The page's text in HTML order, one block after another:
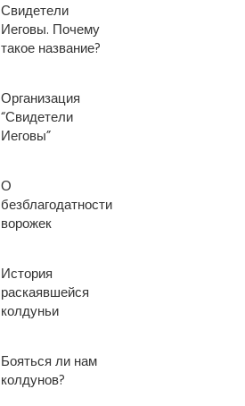
Свидетели
Иеговы. Почему
такое название?
Организация
“Свидетели
Иеговы”
О
безблагодатности
ворожек
История
раскаявшейся
колдуньи
Бояться ли нам
колдунов?